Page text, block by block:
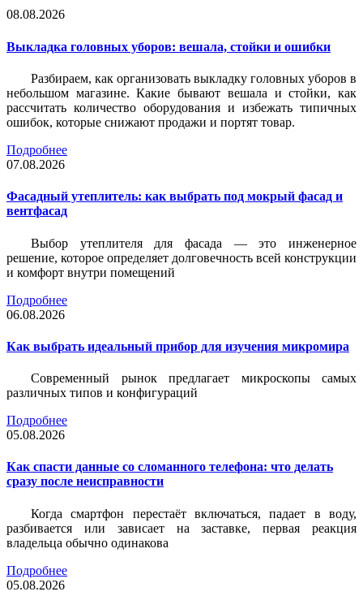
08.08.2026
Выкладка головных уборов: вешала, стойки и ошибки
Разбираем, как организовать выкладку головных уборов в
небольшом магазине. Какие бывают вешала и стойки, как
рассчитать количество оборудования и избежать типичных
ошибок, которые снижают продажи и портят товар.
Подробнее
07.08.2026
Фасадный утеплитель: как выбрать под мокрый фасад и
вентфасад
Выбор утеплителя для фасада — это инженерное
решение, которое определяет долговечность всей конструкции
и комфорт внутри помещений
Подробнее
06.08.2026
Как выбрать идеальный прибор для изучения микромира
Современный рынок предлагает микроскопы самых
различных типов и конфигураций
Подробнее
05.08.2026
Как спасти данные со сломанного телефона: что делать
сразу после неисправности
Когда смартфон перестаёт включаться, падает в воду,
разбивается или зависает на заставке, первая реакция
владельца обычно одинакова
Подробнее
05.08.2026